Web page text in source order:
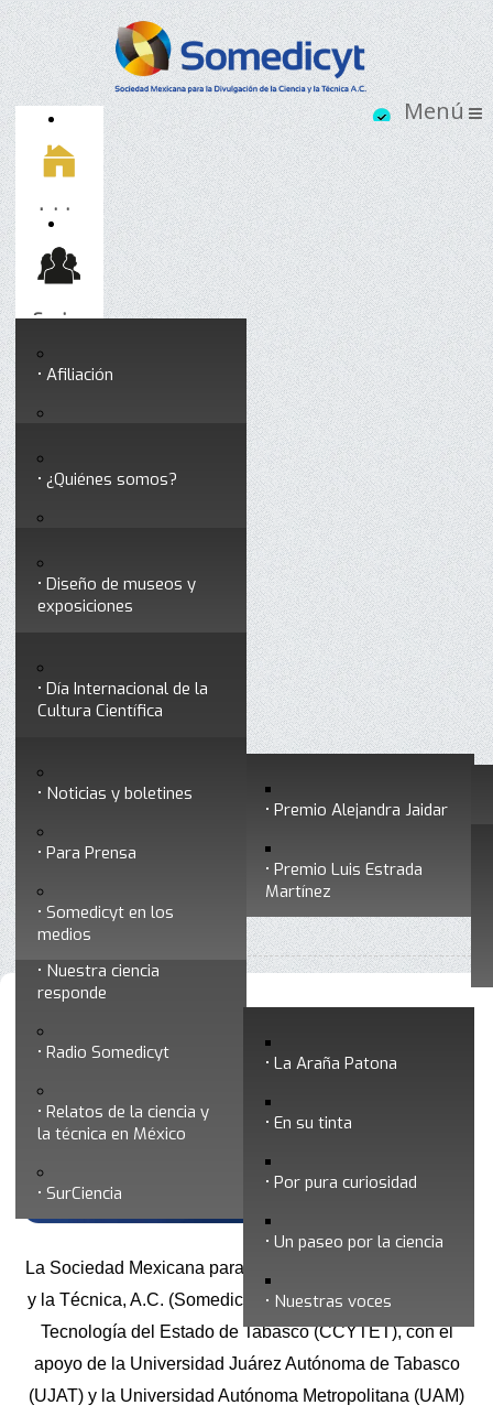
Inicio
Socios
Afiliación
Testimonios
Socios vigentes
Somedicyt
¿Quiénes somos?
Consejo Directivo
profesionales
Premios a divulgadores Premio Alejandra Jaidar
Premio Luis Estrada
Martínez
Servicios
Diseño de museos y
exposiciones
formar divulgadores
Día Internacional de la
Cultura Científica
Ciencia y Tecnología
Nuestra ciencia
responde
Radio Somedicyt La Araña Patona
En su tinta
Por pura curiosidad
Un paseo por la ciencia
Nuestras voces
Relatos de la ciencia y
la técnica en México
SurCiencia
Noticias y boletines
Para Prensa
Somedicyt en los
medios
Contacto
Congresos
•
XXIII Congreso Nacional de Divulgación de la Ciencia y la
Técnica
XXIII Congreso Nacional de Divulgación
de la Ciencia y la Técnica
La Sociedad Mexicana para la Divulgación de la Ciencia
y la Técnica, A.C. (Somedicyt) y el Consejo de Ciencia y
Tecnología del Estado de Tabasco (CCYTET), con el
apoyo de la Universidad Juárez Autónoma de Tabasco
(UJAT) y la Universidad Autónoma Metropolitana (UAM)